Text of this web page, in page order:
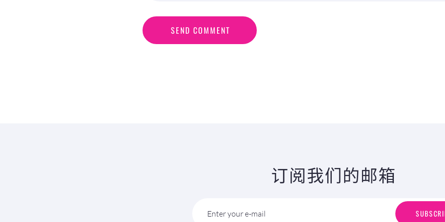
SEND COMMENT
SEND COMMENT
订阅我们的邮箱
Enter your e-mail SUBSCRI